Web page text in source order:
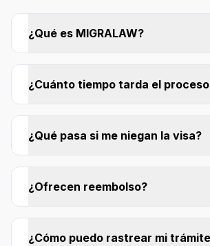
¿Qué es MIGRALAW?
¿Cuánto tiempo tarda el
¿Qué pasa si me niegan la visa?
¿Ofrecen reembolso?
¿Cómo puedo rastrear mi